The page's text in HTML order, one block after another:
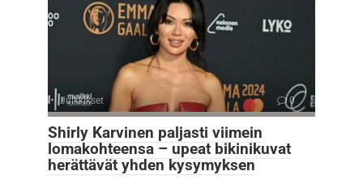
Julkkikset 0
Shirly Karvinen paljasti viimein
lomakohteensa – upeat bikinikuvat
herättävät yhden kysymyksen